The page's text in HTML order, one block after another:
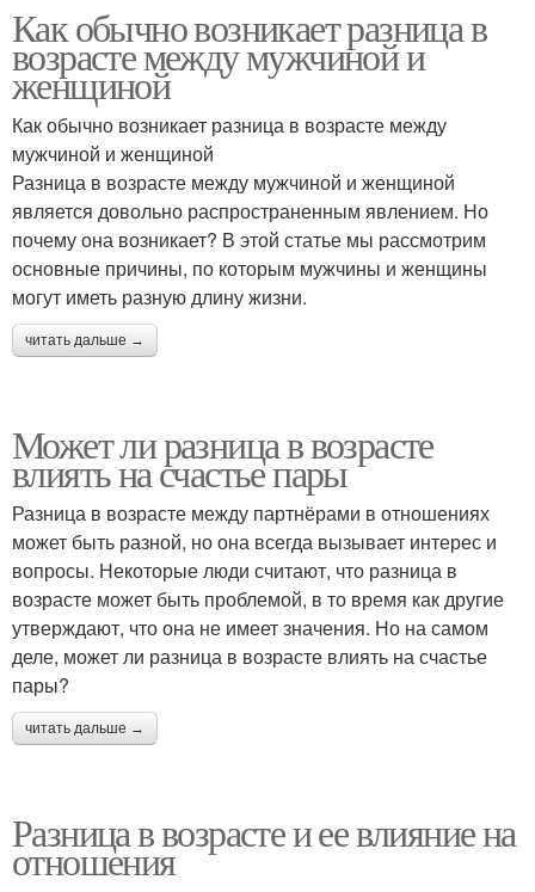
Как обычно возникает разница в
возрасте между мужчиной и
женщиной
Как обычно возникает разница в возрасте между
мужчиной и женщиной
Разница в возрасте между мужчиной и женщиной
является довольно распространенным явлением. Но
почему она возникает? В этой статье мы рассмотрим
основные причины, по которым мужчины и женщины
могут иметь разную длину жизни.
читать дальше →
Может ли разница в возрасте
влиять на счастье пары
Разница в возрасте между партнёрами в отношениях
может быть разной, но она всегда вызывает интерес и
вопросы. Некоторые люди считают, что разница в
возрасте может быть проблемой, в то время как другие
утверждают, что она не имеет значения. Но на самом
деле, может ли разница в возрасте влиять на счастье
пары?
читать дальше →
Разница в возрасте и ее влияние на
отношения